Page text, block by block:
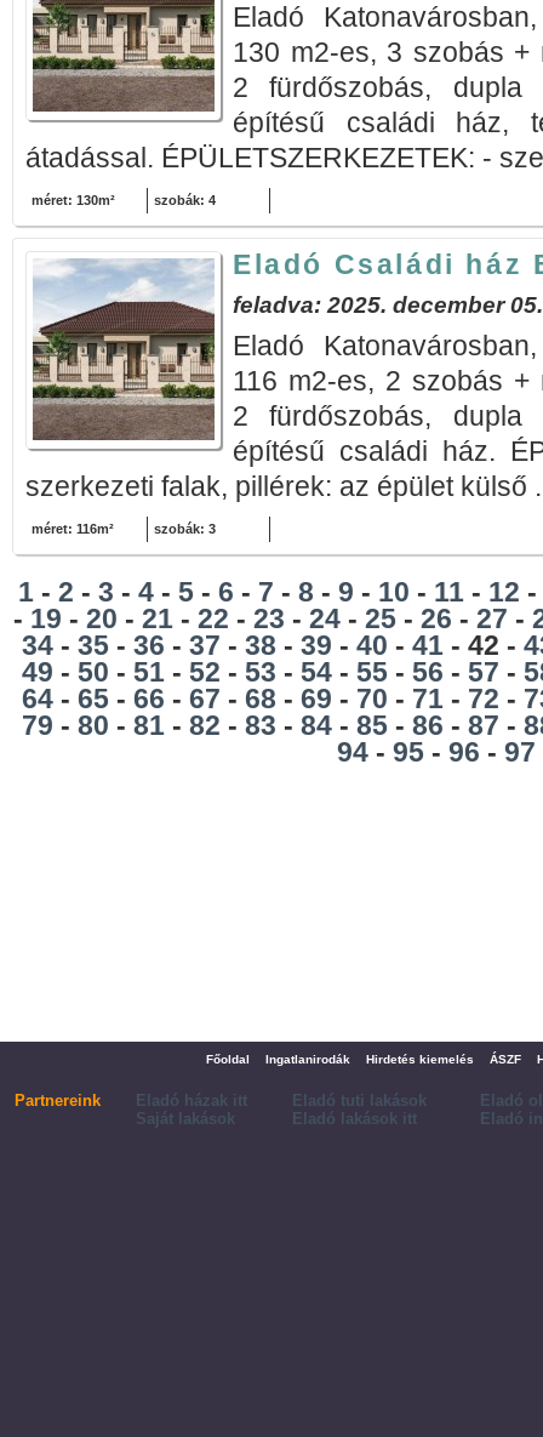
Eladó
130 m2-es, 3 szobás +
2 fürdőszobás, dupla
építésű családi ház,
átadással. ÉPÜLETSZERKEZETEK: -
méret: 130m² szobák: 4
Eladó Családi ház
feladva: 2025. december 05.
Eladó
116 m2-es, 2 szobás +
2 fürdőszobás, dupla
építésű családi ház.
szerkezeti falak, pillérek: az épület külső
méret: 116m² szobák: 3
1 - 2 - 3 - 4 - 5 - 6 - 7 - 8 - 9 - 10 - 11 - 12 -
- 19 - 20 - 21 - 22 - 23 - 24 - 25 - 26 - 27 -
34 - 35 - 36 - 37 - 38 - 39 - 40 - 41 - 42 -
49 - 50 - 51 - 52 - 53 - 54 - 55 - 56 - 57 -
64 - 65 - 66 - 67 - 68 - 69 - 70 - 71 - 72 -
79 - 80 - 81 - 82 - 83 - 84 - 85 - 86 - 87 -
94 - 95 - 96 - 97
Főoldal Ingatlanirodák Hirdetés kiemelés ÁSZF
Partnereink Eladó házak itt Eladó tuti lakások
Eladó
Saját lakások
Eladó lakások itt Eladó